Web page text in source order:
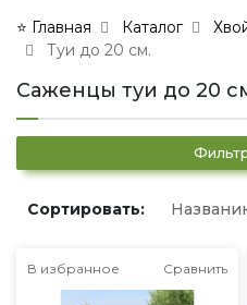
⭐ Главная Каталог
Туи до 20 см.
Саженцы туи до 20
Сортировать:
В избранное Сравнить